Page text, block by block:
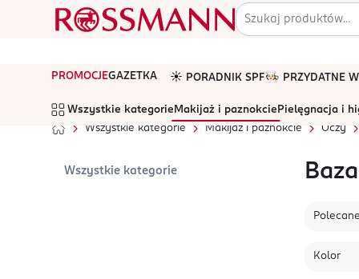
PROMOCJEGAZETKA ☀️ PORADNIK SPF🧑🏻‍🍳 PRZYDATNE
Wszystkie kategorie Makijaż i paznokcie Pielęgnacja i
Wszystkie kategorie
Makijaż i paznokcie Oczy
Wszystkie kategorie
Polecane
Kolor